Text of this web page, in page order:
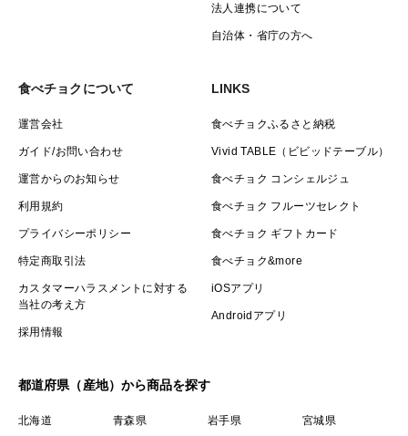
法人連携について
自治体・省庁の方へ
食べチョクについて
運営会社
ガイド/お問い合わせ
運営からのお知らせ
利用規約
プライバシーポリシー
特定商取引法
カスタマーハラスメントに対する
当社の考え方
採用情報
LINKS
食べチョクふるさと納税
Vivid TABLE（ビビッドテーブル）
食べチョク コンシェルジュ
食べチョク フルーツセレクト
食べチョク ギフトカード
食べチョク&more
iOSアプリ
Androidアプリ
都道府県（産地）から商品を探す
北海道 青森県 岩手県
宮城県